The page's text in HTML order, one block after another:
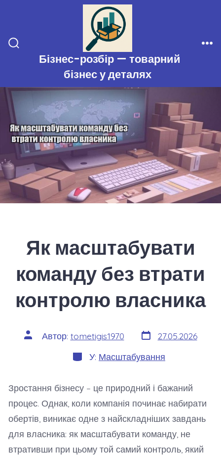
вмісту
Перемикач
пошукуБізнес-розбір — товарний
бізнес у деталях
Як масштабувати
команду без втрати
контролю власника
Автор
запису
Автор: tometigis1970 Дата
запису
27.05.2026
Категорії
У: Масштабування
Зростання бізнесу – це природний і бажаний
процес. Однак, коли компанія починає набирати
обертів, виникає одне з найскладніших завдань
для власника: як масштабувати команду, не
втративши при цьому той самий контроль, який